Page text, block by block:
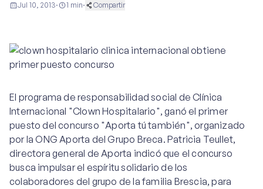
Jul 10, 2013· 1 min· Compartir
El programa de responsabilidad social de Clínica
Internacional "Clown Hospitalario", ganó el primer
puesto del concurso "Aporta tú también", organizado
por la ONG Aporta del Grupo Breca. Patricia Teullet,
directora general de Aporta indicó que el concurso
busca impulsar el espíritu solidario de los
colaboradores del grupo de la familia Brescia, para